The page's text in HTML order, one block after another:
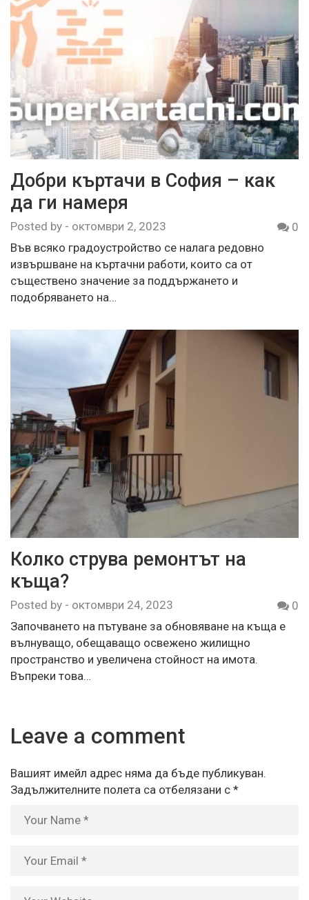
Добри къртачи в София – как
да ги намеря
Posted by - октомври 2, 2023
0
Във всяко градоустройство се налага редовно
извършване на къртачни работи, които са от
съществено значение за поддържането и
подобряването на…
Колко струва ремонтът на
къща?
Posted by - октомври 24, 2023
0
Започването на пътуване за обновяване на къща е
вълнуващо, обещаващо освежено жилищно
пространство и увеличена стойност на имота.
Въпреки това…
Leave a comment
Вашият имейл адрес няма да бъде публикуван.
Задължителните полета са отбелязани с *